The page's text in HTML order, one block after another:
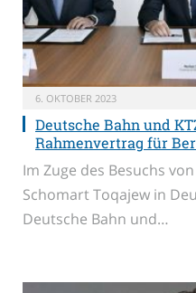
6. OKTOBER 2023
Deutsche Bahn und
Rahmenvertrag für
Im Zuge des Besuchs
Schomart Toqajew in
Deutsche Bahn und…